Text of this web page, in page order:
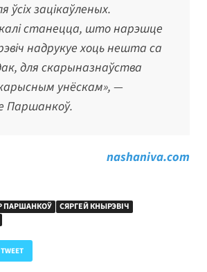
зацікаўленых.
станецца, што нарэшце
надрукуе хоць нешта са
для скарыназнаўства
унёскам», —
Паршанкоў.
nashaniva.com
ПАРШАНКОЎ
СЯРГЕЙ КНЫРЭВІЧ
TWEET